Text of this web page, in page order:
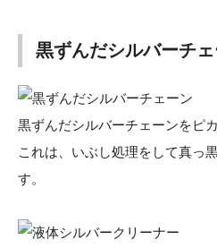
黒ずんだシルバーチ
黒ずんだシルバーチェーンをピ
これは、いぶし処理をして真っ
す。